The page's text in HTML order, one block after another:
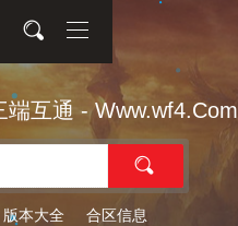
互通 - Www.wf4.Com
版本大全 合区信息